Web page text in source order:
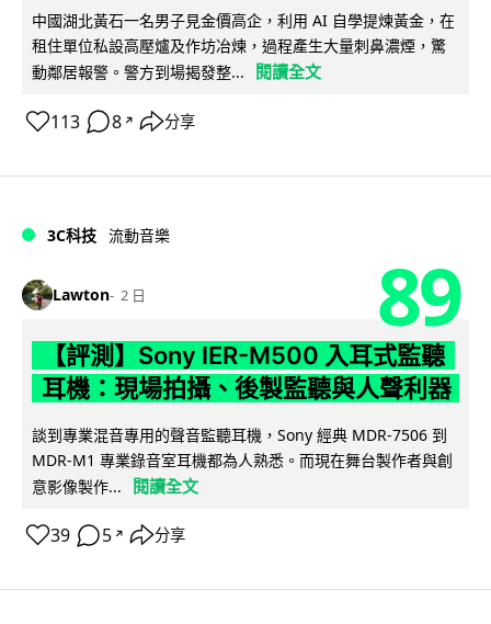
中國湖北黃石一名男子見金價高企，利用 AI 自學提煉黃金，在
租住單位私設高壓爐及作坊冶煉，過程產生大量刺鼻濃煙，驚
動鄰居報警。警方到場揭發整...
閱讀全文
113 8 ↗ 分享
3C科技 流動音樂
Lawton 2 日 89
【評測】Sony IER-M500 入耳式監聽
耳機：現場拍攝、後製監聽與人聲利器
談到專業混音專用的聲音監聽耳機，Sony 經典 MDR-7506 到
MDR-M1 專業錄音室耳機都為人熟悉。而現在舞台製作者與創
意影像製作...
閱讀全文
39 5 ↗ 分享